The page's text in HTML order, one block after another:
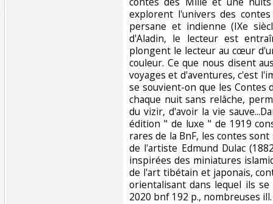
explorent l'univers des
persane et indienne (IXe
d'Aladin, le lecteur est
plongent le lecteur au cœur
couleur. Ce que nous disent
voyages et d'aventures, c'est
se souvient-on que les
chaque nuit sans relâche,
du vizir, d'avoir la vie
édition " de luxe " de 1919
rares de la BnF, les contes
de l'artiste Edmund Dulac
inspirées des miniatures
de l'art tibétain et japonais,
orientalisant dans lequel ils
2020 bnf 192 p., nombreuses